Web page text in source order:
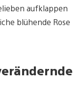
aufklappen
blühende Rose